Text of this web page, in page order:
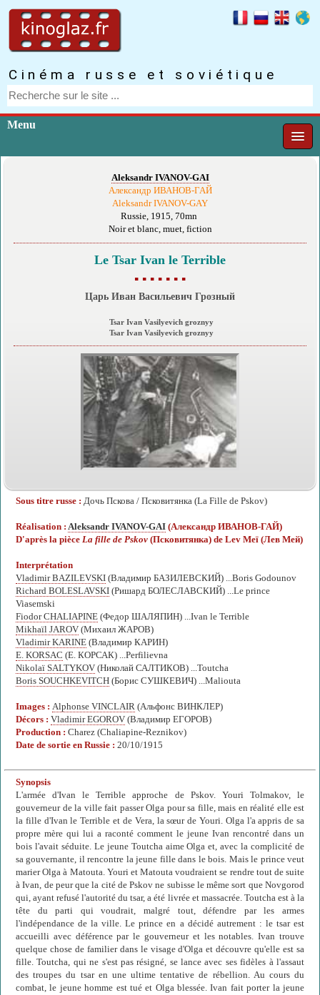
Cinéma russe et soviétique
Menu
Aleksandr IVANOV-GAI
Александр ИВАНОВ-ГАЙ
Aleksandr IVANOV-GAY
Russie, 1915, 70mn
Noir et blanc, muet, fiction
Le Tsar Ivan le Terrible
▪ ▪ ▪ ▪ ▪ ▪ ▪
Царь Иван Васильевич Грозный
Tsar Ivan Vasilyevich groznyy
Tsar Ivan Vasilyevich groznyy
Sous titre russe : Дочь Пскова / Псковитянка (La Fille de Pskov)
Réalisation : Aleksandr IVANOV-GAI (Александр ИВАНОВ-ГАЙ)
D'après la pièce La fille de Pskov (Псковитянка) de Lev Meï (Лев Мей)
Interprétation
Vladimir BAZILEVSKI (Владимир БАЗИЛЕВСКИЙ) ...Boris Godounov
Richard BOLESLAVSKI (Ришард БОЛЕСЛАВСКИЙ) ...Le prince
Viasemski
Fiodor CHALIAPINE (Федор ШАЛЯПИН) ...Ivan le Terrible
Mikhaïl JAROV (Михаил ЖАРОВ)
Vladimir KARINE (Владимир КАРИН)
E. KORSAC (Е. КОРСАК) ...Perfilievna
Nikolaï SALTYKOV (Николай САЛТИКОВ) ...Toutcha
Boris SOUCHKEVITCH (Борис СУШКЕВИЧ) ...Maliouta
Images : Alphonse VINCLAIR (Альфонс ВИНКЛЕР)
Décors : Vladimir EGOROV (Владимир ЕГОРОВ)
Production : Charez (Chaliapine-Reznikov)
Date de sortie en Russie : 20/10/1915
Synopsis
L'armée d'Ivan le Terrible approche de Pskov. Youri Tolmakov, le
gouverneur de la ville fait passer Olga pour sa fille, mais en réalité elle est
la fille d'Ivan le Terrible et de Vera, la sœur de Youri. Olga l'a appris de sa
propre mère qui lui a raconté comment le jeune Ivan rencontré dans un
bois l'avait séduite. Le jeune Toutcha aime Olga et, avec la complicité de
sa gouvernante, il rencontre la jeune fille dans le bois. Mais le prince veut
marier Olga à Matouta. Youri et Matouta voudraient se rendre tout de suite
à Ivan, de peur que la cité de Pskov ne subisse le même sort que Novgorod
qui, ayant refusé l'autorité du tsar, a été livrée et massacrée. Toutcha est à la
tête du parti qui voudrait, malgré tout, défendre par les armes
l'indépendance de la ville. Le prince en a décidé autrement : le tsar est
accueilli avec déférence par le gouverneur et les notables. Ivan trouve
quelque chose de familier dans le visage d'Olga et découvre qu'elle est sa
fille. Toutcha, qui ne s'est pas résigné, se lance avec ses fidèles à l'assaut
des troupes du tsar en une ultime tentative de rébellion. Au cours du
combat, le jeune homme est tué et Olga blessée. Ivan fait porter la jeune